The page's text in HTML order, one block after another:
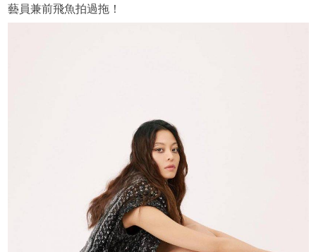
藝員兼前飛魚拍過拖！